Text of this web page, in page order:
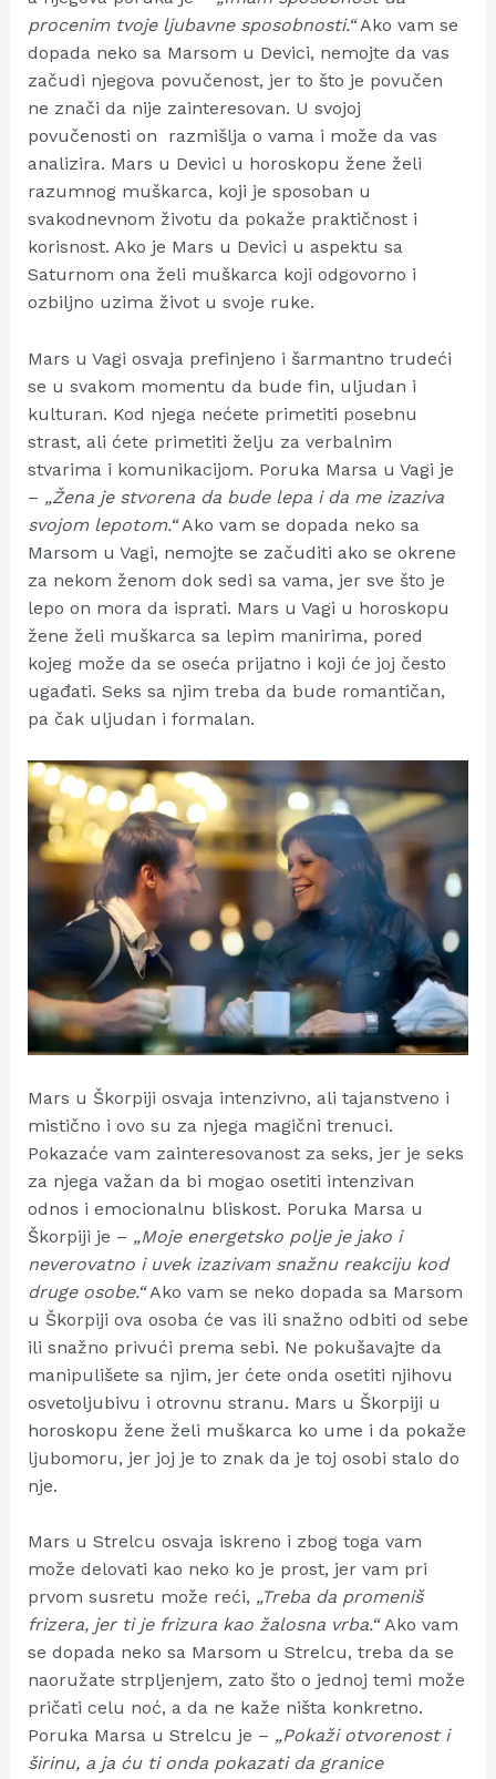
procenim tvoje ljubavne sposobnosti.“Ako vam se
dopada neko sa Marsom u Devici, nemojte da vas
začudi njegova povučenost, jer to što je povučen
ne znači da nije zainteresovan. U svojoj
povučenosti on razmišlja o vama i može da vas
analizira. Mars u Devici u horoskopu žene želi
razumnog muškarca, koji je sposoban u
svakodnevnom životu da pokaže praktičnost i
korisnost. Ako je Mars u Devici u aspektu sa
Saturnom ona želi muškarca koji odgovorno i
ozbiljno uzima život u svoje ruke.
Mars u Vagi osvaja prefinjeno i šarmantno trudeći
se u svakom momentu da bude fin, uljudan i
kulturan. Kod njega nećete primetiti posebnu
strast, ali ćete primetiti želju za verbalnim
stvarima i komunikacijom. Poruka Marsa u Vagi je
– „Žena je stvorena da bude lepa i da me izaziva
svojom lepotom.“Ako vam se dopada neko sa
Marsom u Vagi, nemojte se začuditi ako se okrene
za nekom ženom dok sedi sa vama, jer sve što je
lepo on mora da isprati. Mars u Vagi u horoskopu
žene želi muškarca sa lepim manirima, pored
kojeg može da se oseća prijatno i koji će joj često
ugađati. Seks sa njim treba da bude romantičan,
pa čak uljudan i formalan.
Mars u Škorpiji osvaja intenzivno, ali tajanstveno i
mistično i ovo su za njega magični trenuci.
Pokazaće vam zainteresovanost za seks, jer je seks
za njega važan da bi mogao osetiti intenzivan
odnos i emocionalnu bliskost. Poruka Marsa u
Škorpiji je – „Moje energetsko polje je jako i
neverovatno i uvek izazivam snažnu reakciju kod
druge osobe.“Ako vam se neko dopada sa Marsom
u Škorpiji ova osoba će vas ili snažno odbiti od sebe
ili snažno privući prema sebi. Ne pokušavajte da
manipulišete sa njim, jer ćete onda osetiti njihovu
osvetoljubivu i otrovnu stranu. Mars u Škorpiji u
horoskopu žene želi muškarca ko ume i da pokaže
ljubomoru, jer joj je to znak da je toj osobi stalo do
nje.
Mars u Strelcu osvaja iskreno i zbog toga vam
može delovati kao neko ko je prost, jer vam pri
prvom susretu može reći, „Treba da promeniš
frizera, jer ti je frizura kao žalosna vrba.“Ako vam
se dopada neko sa Marsom u Strelcu, treba da se
naoružate strpljenjem, zato što o jednoj temi može
pričati celu noć, a da ne kaže ništa konkretno.
Poruka Marsa u Strelcu je – „Pokaži otvorenost i
širinu, a ja ću ti onda pokazati da granice